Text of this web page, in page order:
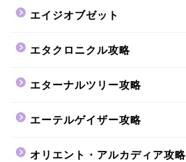
エイジオブゼット
エタクロニクル攻略
エターナルツリー攻略
エーテルゲイザー攻略
オリエント・アルカディア攻略